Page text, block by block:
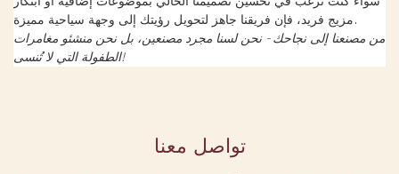
مزيج فريد، فإن فريقنا جاهز لتحويل رؤيتك إلى وجهة سياحية مميزة.
من مصنعنا إلى نجاحك - نحن لسنا مجرد مصنعين، بل نحن منشئو مغامرات
الطفولة التي لا تُنسى!
تواصل معنا